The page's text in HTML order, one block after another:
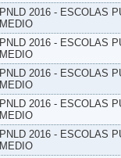
PNLD 2016 - ESCOLAS
MEDIO
PNLD 2016 - ESCOLAS
MEDIO
PNLD 2016 - ESCOLAS
MEDIO
PNLD 2016 - ESCOLAS
MEDIO
PNLD 2016 - ESCOLAS
MEDIO